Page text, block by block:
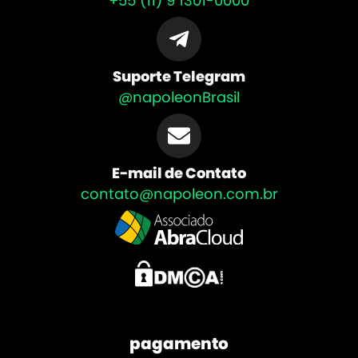
Suporte Telegram
@napoleonBrasil
E-mail de Contato
contato@napoleon.com.br
pagamento